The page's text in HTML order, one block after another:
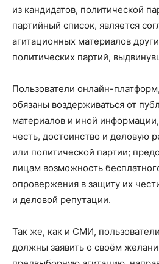
из кандидатов, политической
партийный список, является
агитационных материалов
политических партий,
Пользователи онлайн-
обязаны воздерживаться от
материалов и иной
честь, достоинство и деловую
или политической партии;
лицам возможность
опровержения в защиту их
и деловой репутации.
Так же, как и СМИ,
должны заявить о своём